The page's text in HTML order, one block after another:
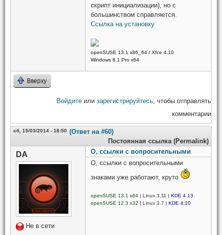
скрипт инициализации), но с
большинством справляется.
Ссылка на установку
openSUSE 13.1 x86_64 / Xfce 4.10
Windows 8.1 Pro x64
Вверху
Войдите или зарегистрируйтесь, чтобы отправлять
комментарии
сб, 15/03/2014 - 18:50 (Ответ на #60)
Постоянная ссылка (Permalink)
DA
Не в сети
О, ссылки с вопросительными
О, ссылки с вопросительными
знаками уже работают, круто
openSUSE 13.1 x64 | Linux 3.11 | KDE 4.13
openSUSE 12.3 x32 | Linux 3.7 | KDE 4.10